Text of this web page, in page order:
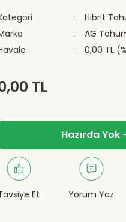
Hibrit
AG
0,00 TL
TL
Hazırda Yok
Et Yorum Yaz